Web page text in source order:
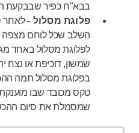
בבא"ח כפיר שבבקעת
פלוגת מסלול -לאחר
השלב שכל לוחם מצפה
לפלוגת מסלול באחד
שמשון, דוכיפת או נצח
בפלוגת מסלול תמה
טקס מכובד שבו
שמסמלת את סיום